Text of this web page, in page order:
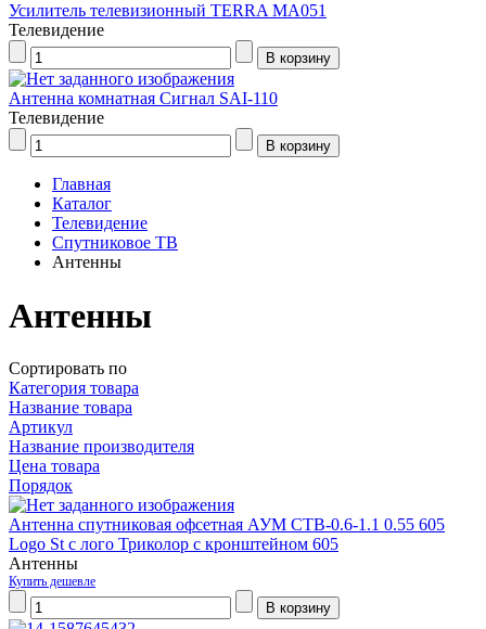
Усилитель телевизионный TERRA MA051
Телевидение
Антенна комнатная Сигнал SAI-110
Телевидение
Главная
Каталог
Телевидение
Спутниковое ТВ
Антенны
Антенны
Сортировать по
Категория товара
Название товара
Артикул
Название производителя
Цена товара
Порядок
Антенна спутниковая офсетная АУМ CTB-0.6-1.1 0.55 605
Logo St с лого Триколор с кронштейном 605
Антенны
Купить дешевле